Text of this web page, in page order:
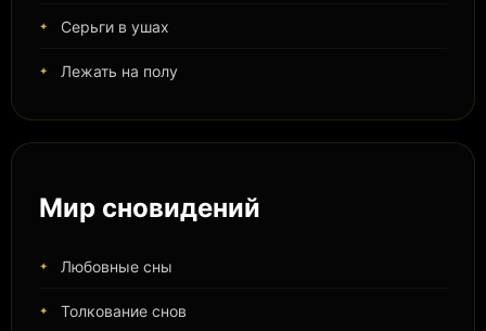
Серьги в ушах
Лежать на полу
Мир сновидений
Любовные сны
Толкование снов